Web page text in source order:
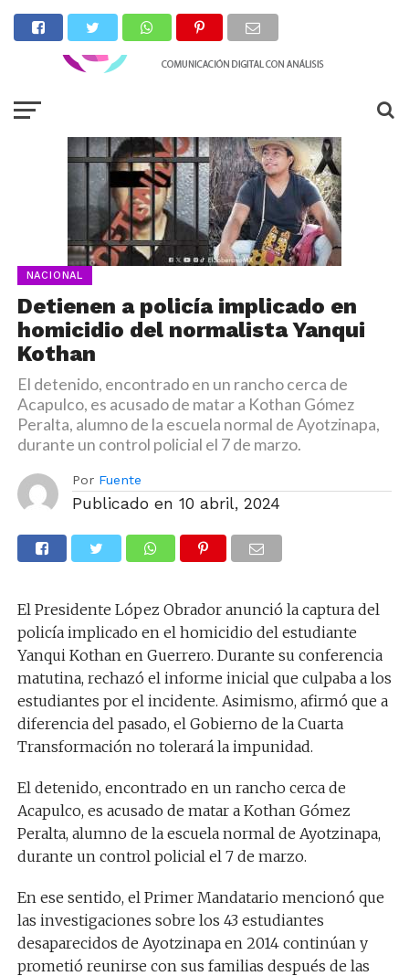
NACIONAL
Detienen a policía implicado en
homicidio del normalista Yanqui
Kothan
El detenido, encontrado en un rancho cerca de
Acapulco, es acusado de matar a Kothan Gómez
Peralta, alumno de la escuela normal de Ayotzinapa,
durante un control policial el 7 de marzo.
Por Fuente
Publicado en 10 abril, 2024
El Presidente López Obrador anunció la captura del
policía implicado en el homicidio del estudiante
Yanqui Kothan en Guerrero. Durante su conferencia
matutina, rechazó el informe inicial que culpaba a los
estudiantes por el incidente. Asimismo, afirmó que a
diferencia del pasado, el Gobierno de la Cuarta
Transformación no tolerará la impunidad.
El detenido, encontrado en un rancho cerca de
Acapulco, es acusado de matar a Kothan Gómez
Peralta, alumno de la escuela normal de Ayotzinapa,
durante un control policial el 7 de marzo.
En ese sentido, el Primer Mandatario mencionó que
las investigaciones sobre los 43 estudiantes
desaparecidos de Ayotzinapa en 2014 continúan y
prometió reunirse con sus familias después de las